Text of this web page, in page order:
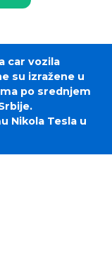
car vozila
su izražene u
po srednjem
Nikola Tesla u